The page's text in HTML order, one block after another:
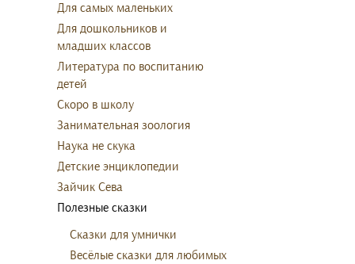
Для самых маленьких
Для дошкольников и
младших классов
Литература по воспитанию
детей
Скоро в школу
Занимательная зоология
Наука не скука
Детские энциклопедии
Зайчик Сева
Полезные сказки
Сказки для умнички
Весёлые сказки для любимых